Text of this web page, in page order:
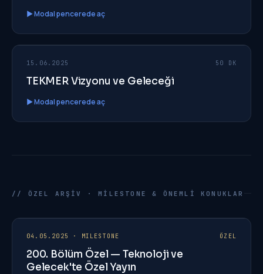
▶ Modal pencerede aç
EP 206
15.06.2025 50 DK
TEKMER Vizyonu ve Geleceği
▶ Modal pencerede aç
// ÖZEL ARŞIV · MILESTONE & ÖNEMLI KONUKLAR
★ EP 200
04.05.2025 · MILESTONE ÖZEL
200. Bölüm Özel — Teknoloji ve
Gelecek'te Özel Yayın